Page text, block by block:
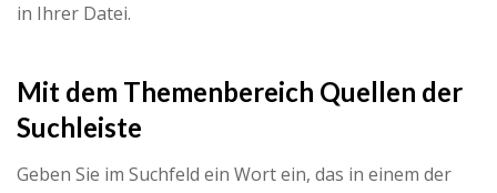
in Ihrer Datei.
Mit dem Themenbereich Quellen der
Suchleiste
Geben Sie im Suchfeld ein Wort ein, das in einem der